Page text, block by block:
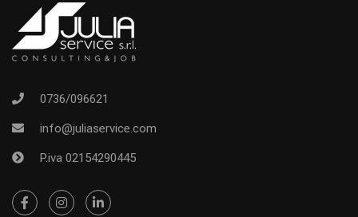
0736/096621
info@juliaservice.com
P.iva 02154290445